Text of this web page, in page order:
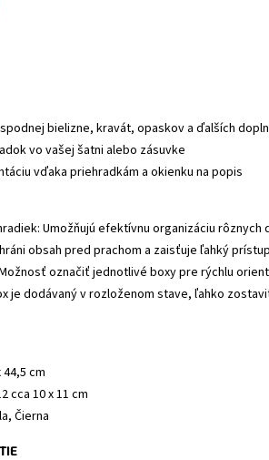
bielizne, kravát, opaskov a ďalších
vo vašej šatni alebo zásuvke
vďaka priehradkám a okienku na popis
Umožňujú efektívnu organizáciu rôznych
obsah pred prachom a zaisťuje ľahký
označiť jednotlivé boxy pre rýchlu
je dodávaný v rozloženom stave, ľahko
cm
cca 10 x 11 cm
Čierna